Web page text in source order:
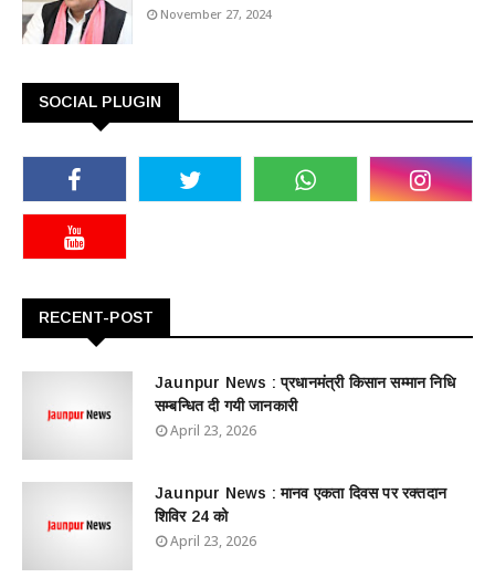
November 27, 2024
SOCIAL PLUGIN
RECENT-POST
Jaunpur News : ​प्रधानमंत्री किसान सम्मान निधि
सम्बन्धित दी गयी जानकारी
April 23, 2026
Jaunpur News : ​मानव एकता दिवस पर रक्तदान
शिविर 24 को
April 23, 2026